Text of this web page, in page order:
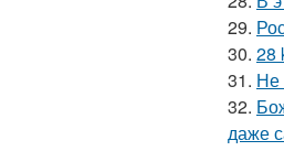
29.
30. 28
31. Не
32.
даже